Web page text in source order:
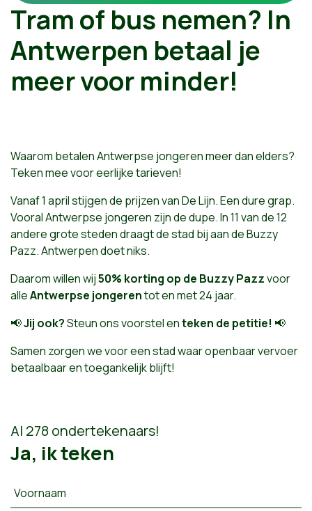
Tram of bus nemen? In
Antwerpen betaal je
meer voor minder!
Waarom betalen Antwerpse jongeren meer dan elders?
Teken mee voor eerlijke tarieven!
Vanaf 1 april stijgen de prijzen van De Lijn. Een dure grap.
Vooral Antwerpse jongeren zijn de dupe. In 11 van de 12
andere grote steden draagt de stad bij aan de Buzzy
Pazz. Antwerpen doet niks.
Daarom willen wij50% korting op de Buzzy Pazzvoor
alleAntwerpse jongerentot en met 24 jaar.
📢Jij ook?Steun ons voorstel enteken de petitie! 📢
Samen zorgen we voor een stad waar openbaar vervoer
betaalbaar en toegankelijk blijft!
Al 278 ondertekenaars!
Ja, ik teken
Voornaam